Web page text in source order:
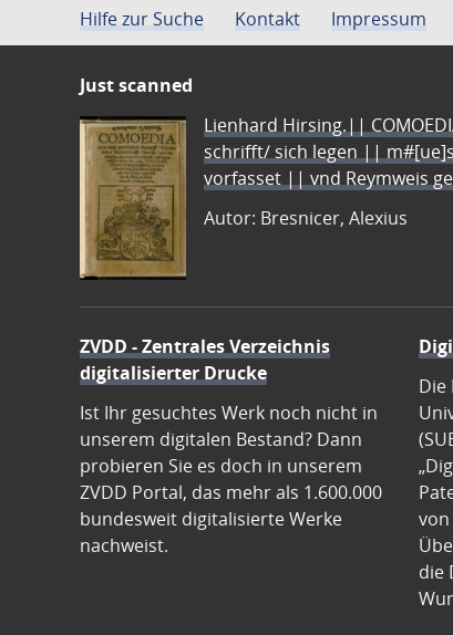
Hilfe zur Suche Kontakt Impressum
Just scanned
Lienhard Hirsing.||
schrifft/ sich legen ||
vorfasset || vnd Reymweis
Autor: Bresnicer, Alexius
ZVDD - Zentrales Verzeichnis
digitalisierter Drucke
Ist Ihr gesuchtes Werk noch nicht in
unserem digitalen Bestand? Dann
probieren Sie es doch in unserem
ZVDD Portal, das mehr als 1.600.000
bundesweit digitalisierte Werke
nachweist.
Die
die